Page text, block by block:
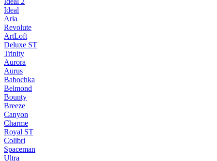
Ideal
Aria
Revolute
ArtLoft
Deluxe ST
Trinity
Aurora
Aurus
Babochka
Belmond
Bounty
Breeze
Canуon
Charme
Royal ST
Colibri
Spaceman
Ultra